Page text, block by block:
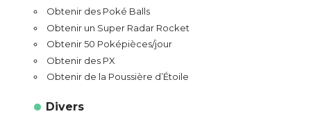
Obtenir des Poké Balls
Obtenir un Super Radar Rocket
Obtenir 50 Poképièces/jour
Obtenir des PX
Obtenir de la Poussière d’Étoile
Divers